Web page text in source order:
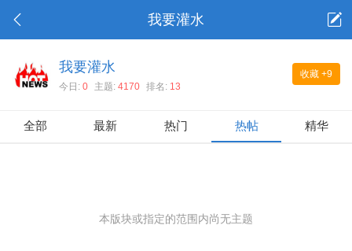
我要灌水
收藏 +9
我要灌水
今日: 0 主题: 4170 排名: 13
全部 最新 热门 热帖 精华
本版块或指定的范围内尚无主题